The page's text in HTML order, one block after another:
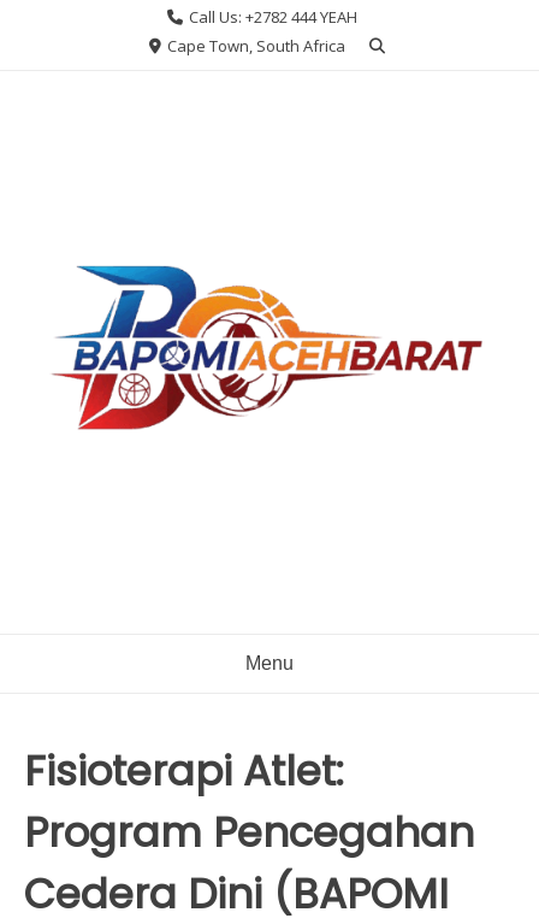
Call Us: +2782 444 YEAH
Cape Town, South Africa
Menu
Fisioterapi Atlet:
Program Pencegahan
Cedera Dini (BAPOMI